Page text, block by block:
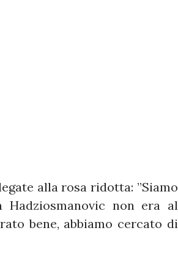
alla rosa ridotta: ”Siamo
non era al
bene, abbiamo cercato di